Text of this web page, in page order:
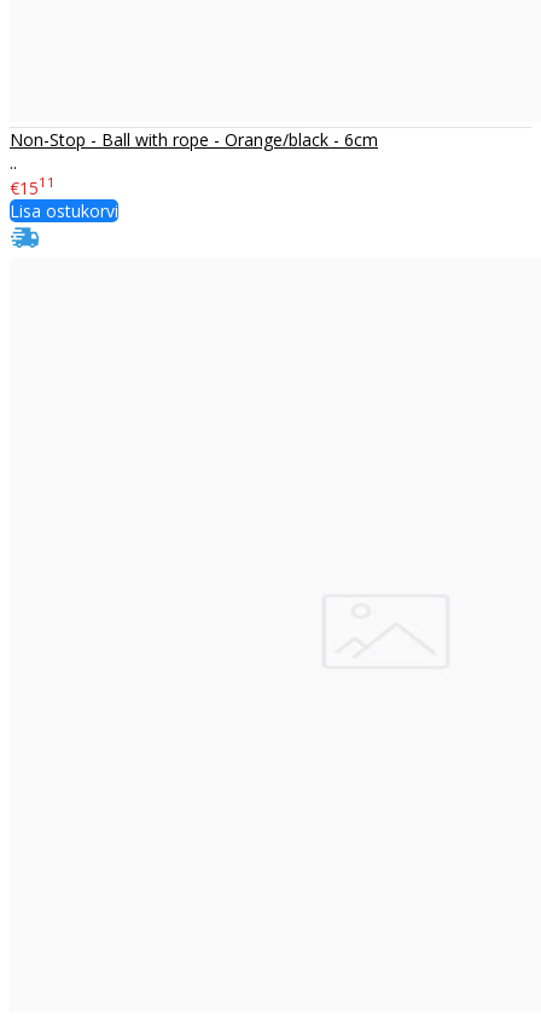
Non-Stop - Ball with rope - Orange/black - 6cm
..
€1511
Lisa ostukorvi